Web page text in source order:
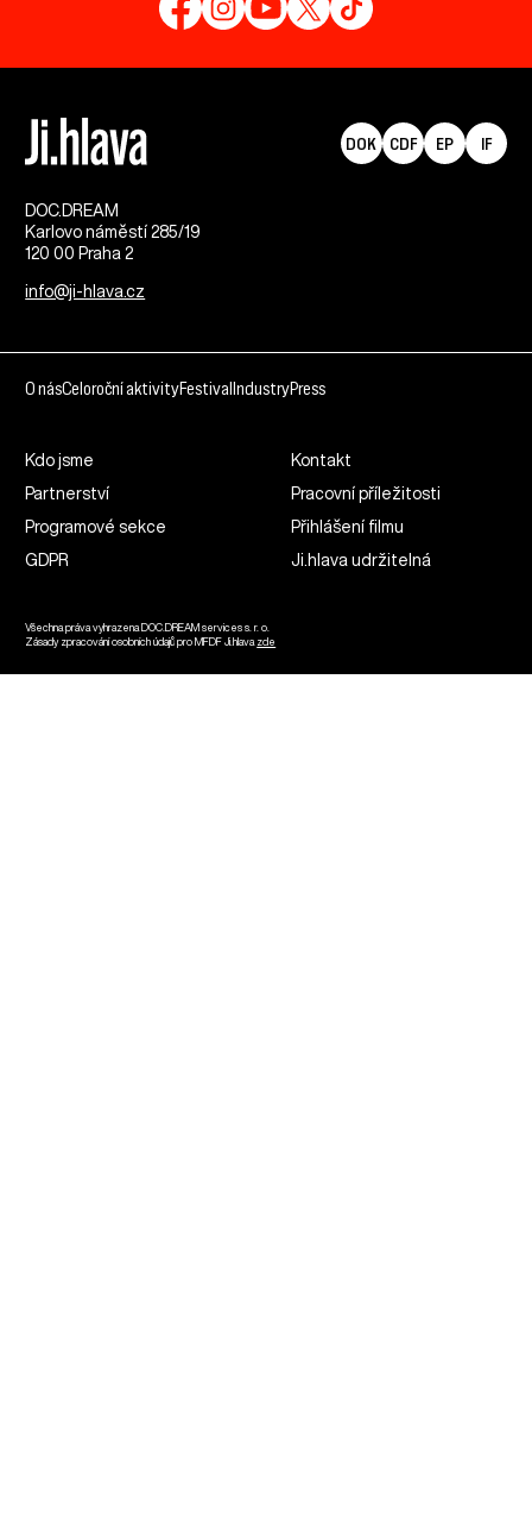
DOC.DREAM​
Karlovo náměstí 285/19
120 00 Praha 2
info@ji-hlava.cz
DOK CDF EP IF
O násCeloroční aktivityFestival IndustryPress
Kdo jsme
Kontakt
Partnerství
Pracovní příležitosti
Programové sekce
Přihlášení filmu
GDPR
Ji.hlava udržitelná
Všechna práva vyhrazena DOC.DREAM services s. r. o.
Zásady zpracování osobních údajů pro MFDF Ji.hlava zde